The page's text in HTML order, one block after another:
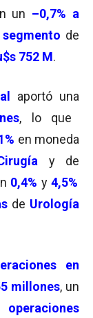
un –0,7% a
de
752 M.
aportó una
, lo que
en moneda
y de
0,4% y4,5%
de Urología
en
millones, un
operaciones